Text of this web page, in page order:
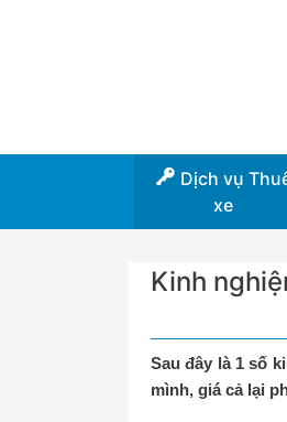
Dịch vụ
xe
Kinh
Sau đây là 1 số
mình, giá cả lại